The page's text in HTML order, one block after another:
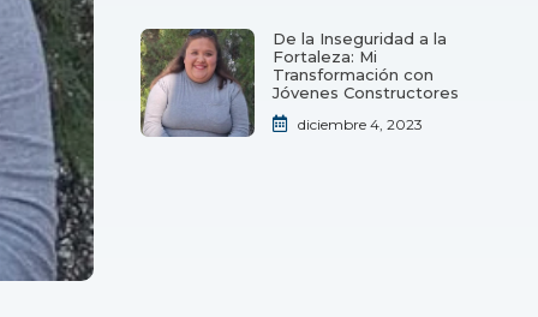
De la Inseguridad a la
Fortaleza: Mi
Transformación con
Jóvenes Constructores
diciembre 4, 2023